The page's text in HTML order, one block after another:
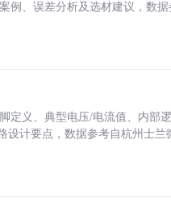
例、误差分析及选材建议，数
定义、典型电压/电流值、内部
计要点，数据参考自杭州士兰